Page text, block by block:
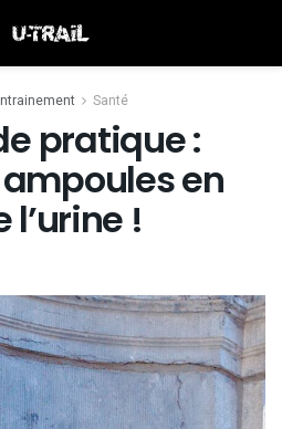
Santé
pratique :
en
!